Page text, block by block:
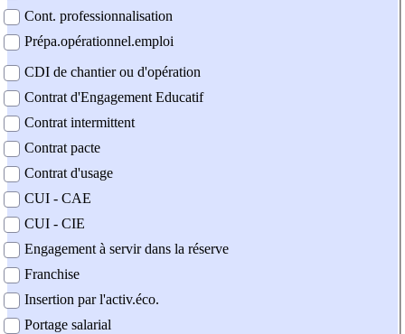
Cont. professionnalisation
Prépa.opérationnel.emploi
CDI de chantier ou d'opération
Contrat d'Engagement Educatif
Contrat intermittent
Contrat pacte
Contrat d'usage
CUI - CAE
CUI - CIE
Engagement à servir dans la réserve
Franchise
Insertion par l'activ.éco.
Portage salarial